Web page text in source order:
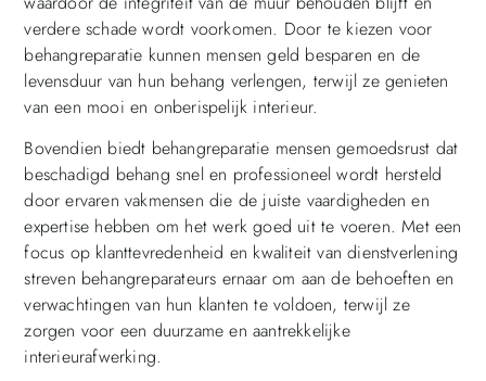
verdere schade wordt voorkomen. Door te kiezen voor
behangreparatie kunnen mensen geld besparen en de
levensduur van hun behang verlengen, terwijl ze genieten
van een mooi en onberispelijk interieur.
Bovendien biedt behangreparatie mensen gemoedsrust dat
beschadigd behang snel en professioneel wordt hersteld
door ervaren vakmensen die de juiste vaardigheden en
expertise hebben om het werk goed uit te voeren. Met een
focus op klanttevredenheid en kwaliteit van dienstverlening
streven behangreparateurs ernaar om aan de behoeften en
verwachtingen van hun klanten te voldoen, terwijl ze
zorgen voor een duurzame en aantrekkelijke
interieurafwerking.